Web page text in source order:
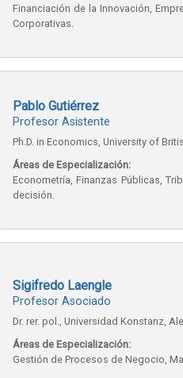
Financiación de la Innovación,
Corporativas.
Pablo Gutiérrez
Profesor Asistente
Ph.D. in Economics, University of
Áreas de Especialización:
Econometría, Finanzas Públicas,
decisión.
Sigifredo Laengle
Profesor Asociado
Dr. rer. pol., Universidad Konstanz,
Áreas de Especialización:
Gestión de Procesos de Negocio,